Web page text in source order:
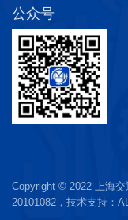
公众号
Copyright © 2022 上海交
20101082 ，技术支持：